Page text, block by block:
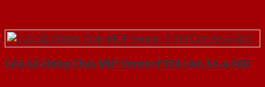
Cửa Gỗ Chống Cháy MDF Veneer P1R4 Căm Xe-a-SGD